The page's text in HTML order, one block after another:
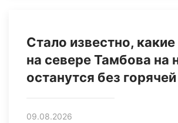
Стало известно,
на севере Тамбова на
останутся без
09.08.2026